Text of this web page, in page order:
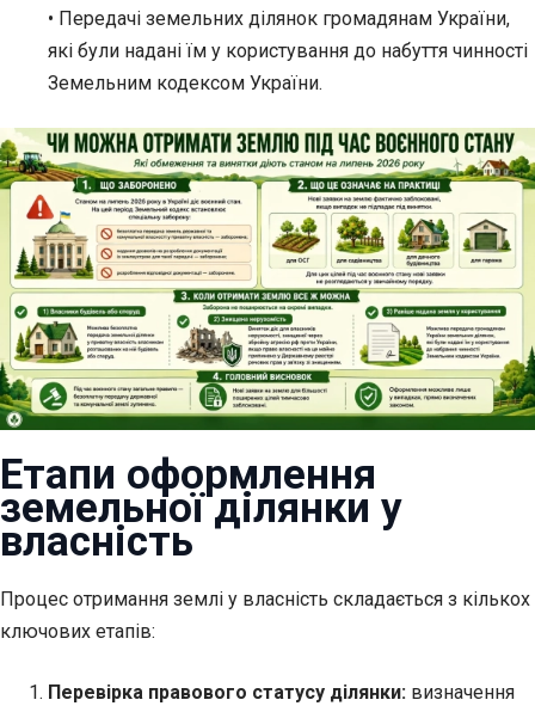
• Передачі земельних ділянок громадянам України,
які були надані їм у користування до набуття чинності
Земельним кодексом України.
Етапи оформлення
земельної ділянки у
власність
Процес отримання землі у власність складається з кількох
ключових етапів:
Перевірка правового статусу ділянки: визначення